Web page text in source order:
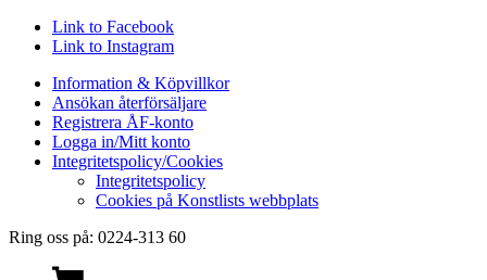
Link to Facebook
Link to Instagram
Information & Köpvillkor
Ansökan återförsäljare
Registrera ÅF-konto
Logga in/Mitt konto
Integritetspolicy/Cookies
Integritetspolicy
Cookies på Konstlists webbplats
Ring oss på: 0224-313 60